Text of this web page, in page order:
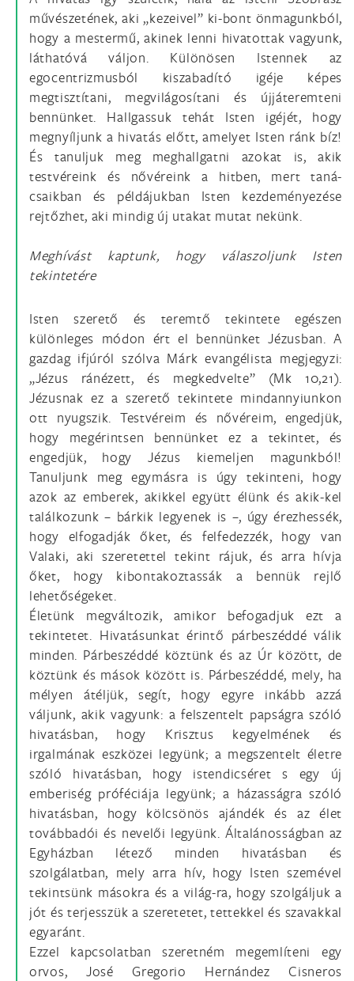
művészetének, aki „kezeivel” ki-bont önmagunkból,
hogy a mestermű, akinek lenni hivatottak vagyunk,
láthatóvá váljon. Különösen Istennek az
egocentrizmusból kiszabadító igéje képes
megtisztítani, megvilágosítani és újjáteremteni
bennünket. Hallgassuk tehát Isten igéjét, hogy
megnyíljunk a hivatás előtt, amelyet Isten ránk bíz!
És tanuljuk meg meghallgatni azokat is, akik
testvéreink és nővéreink a hitben, mert taná-
csaikban és példájukban Isten kezdeményezése
rejtőzhet, aki mindig új utakat mutat nekünk.
Meghívást kaptunk, hogy válaszoljunk Isten
tekintetére
Isten szerető és teremtő tekintete egészen
különleges módon ért el bennünket Jézusban. A
gazdag ifjúról szólva Márk evangélista megjegyzi:
„Jézus ránézett, és megkedvelte” (Mk 10,21).
Jézusnak ez a szerető tekintete mindannyiunkon
ott nyugszik. Testvéreim és nővéreim, engedjük,
hogy megérintsen bennünket ez a tekintet, és
engedjük, hogy Jézus kiemeljen magunkból!
Tanuljunk meg egymásra is úgy tekinteni, hogy
azok az emberek, akikkel együtt élünk és akik-kel
találkozunk – bárkik legyenek is –, úgy érezhessék,
hogy elfogadják őket, és felfedezzék, hogy van
Valaki, aki szeretettel tekint rájuk, és arra hívja
őket, hogy kibontakoztassák a bennük rejlő
lehetőségeket.
Életünk megváltozik, amikor befogadjuk ezt a
tekintetet. Hivatásunkat érintő párbeszéddé válik
minden. Párbeszéddé köztünk és az Úr között, de
köztünk és mások között is. Párbeszéddé, mely, ha
mélyen átéljük, segít, hogy egyre inkább azzá
váljunk, akik vagyunk: a felszentelt papságra szóló
hivatásban, hogy Krisztus kegyelmének és
irgalmának eszközei legyünk; a megszentelt életre
szóló hivatásban, hogy istendicséret s egy új
emberiség próféciája legyünk; a házasságra szóló
hivatásban, hogy kölcsönös ajándék és az élet
továbbadói és nevelői legyünk. Általánosságban az
Egyházban létező minden hivatásban és
szolgálatban, mely arra hív, hogy Isten szemével
tekintsünk másokra és a világ-ra, hogy szolgáljuk a
jót és terjesszük a szeretetet, tettekkel és szavakkal
egyaránt.
Ezzel kapcsolatban szeretném megemlíteni egy
orvos, José Gregorio Hernández Cisneros